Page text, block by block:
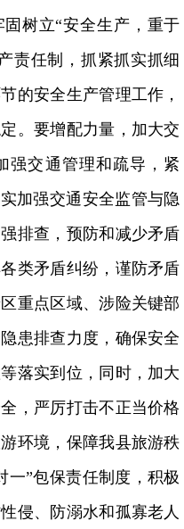
固树立“安全生产，重于
责任制，抓紧抓实抓细
的安全生产管理工作，
。要增配力量，加大交
强交通管理和疏导，紧
加强交通安全监管与隐
排查，预防和减少矛盾
类矛盾纠纷，谨防矛盾
重点区域、涉险关键部
患排查力度，确保安全
落实到位，同时，加大
，严厉打击不正当价格
环境，保障我县旅游秩
一”包保责任制度，积极
侵、防溺水和孤寡老人